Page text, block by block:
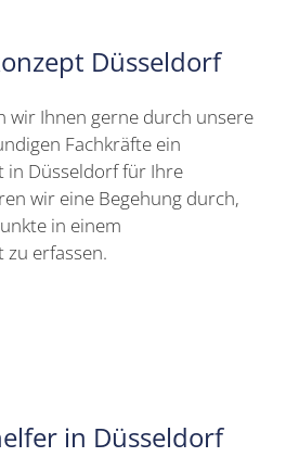
Düsseldorf
wir Ihnen gerne durch unsere
Fachkräfte ein
in Düsseldorf für Ihre
wir eine Begehung durch,
in einem
erfassen.
in Düsseldorf